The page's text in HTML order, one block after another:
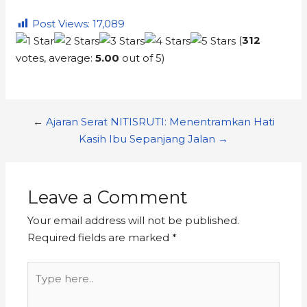
Post Views: 17,089
(312
votes, average:5.00 out of 5)
← Ajaran Serat NITISRUTI: Menentramkan Hati
Kasih Ibu Sepanjang Jalan →
Leave a Comment
Your email address will not be published.
Required fields are marked*